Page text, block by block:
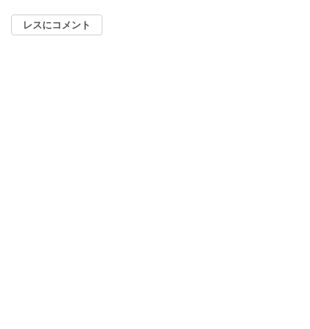
レスにコメント